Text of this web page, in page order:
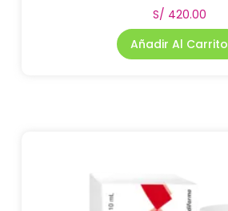
S/ 420.00
Añadir Al Carrito